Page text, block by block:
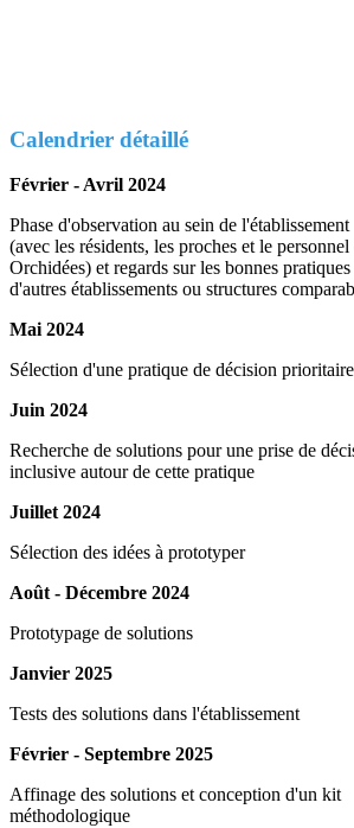
Calendrier détaillé
Février - Avril 2024
Phase d'observation au sein de l'établissement
(avec les résidents, les proches et le personnel
Orchidées) et regards sur les bonnes
d'autres établissements ou structures
Mai 2024
Sélection d'une pratique de décision
Juin 2024
Recherche de solutions pour une prise de
inclusive autour de cette pratique
Juillet 2024
Sélection des idées à prototyper
Août - Décembre 2024
Prototypage de solutions
Janvier 2025
Tests des solutions dans l'établissement
Février - Septembre 2025
Affinage des solutions et conception d'un kit
méthodologique